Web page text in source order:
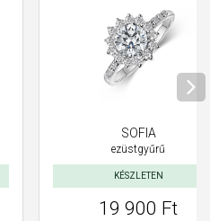
SOFIA
ezüstgyűrű
KÉSZLETEN
19 900 Ft